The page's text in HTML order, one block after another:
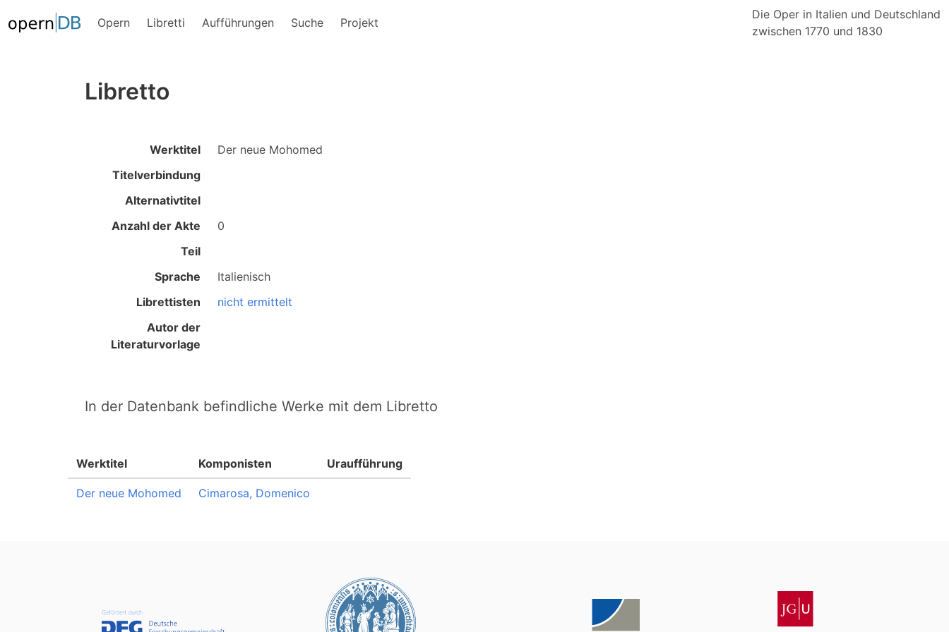
Opern Libretti Aufführungen Suche Projekt
Die Oper in Italien und Deutschland
zwischen 1770 und 1830
Libretto
Werktitel
Der neue Mohomed
Titelverbindung
Alternativtitel
Anzahl der Akte
0
Teil
Sprache
Italienisch
Librettisten
nicht ermittelt
Autor der
Literaturvorlage
In der Datenbank befindliche Werke mit dem Libretto
Werktitel Komponisten Uraufführung
Der neue Mohomed Cimarosa, Domenico